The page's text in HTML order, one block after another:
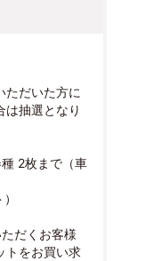
ただいた方に
は抽選となり
2枚まで（車
だくお客様
トをお買い求